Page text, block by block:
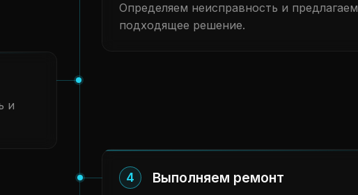
Определяем неисправность и предлагаем
подходящее решение.
и
4 Выполняем ремонт